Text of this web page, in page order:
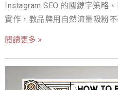
Instagram SEO 的關鍵字策略
實作，教品牌用自然流量吸粉不
閱讀更多 »